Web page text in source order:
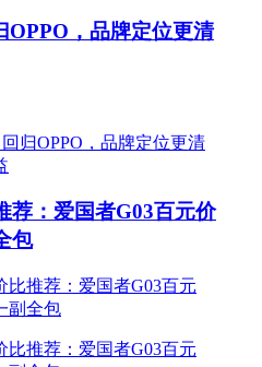
OPPO，品牌定位更清
荐：爱国者G03百元价
包